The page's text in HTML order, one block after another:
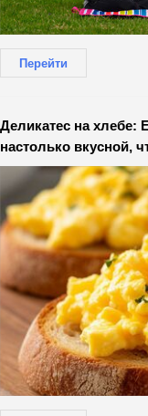
Перейти
Деликатес на хлебе:
настолько вкусной,